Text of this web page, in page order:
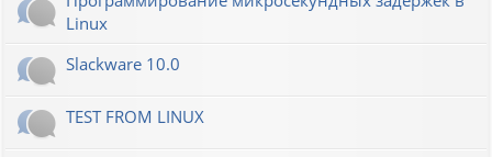
Linux
Slackware 10.0
TEST FROM LINUX